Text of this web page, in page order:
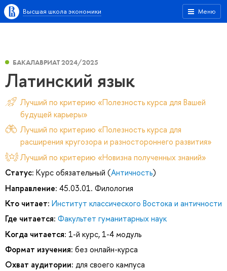
Меню
Высшая школа экономики
БАКАЛАВРИАТ 2024/2025
Латинский язык
Лучший по критерию «Полезность курса для Вашей
будущей карьеры»
Лучший по критерию «Полезность курса для
расширения кругозора и разностороннего развития»
Лучший по критерию «Новизна полученных знаний»
Статус: Курс обязательный (Античность)
Направление: 45.03.01. Филология
Кто читает: Институт классического Востока и античности
Где читается: Факультет гуманитарных наук
Когда читается: 1-й курс, 1-4 модуль
Формат изучения: без онлайн-курса
Охват аудитории: для своего кампуса